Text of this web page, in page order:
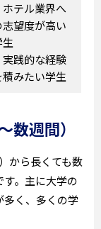
ホテル業界へ
志望度が高い
生
実践的な経験
積みたい学生
数週間）
から長くても数
。主に大学の
多く、多くの学